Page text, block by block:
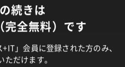
続きは
完全無料）です
」会員に登録された方のみ、
ただけます。